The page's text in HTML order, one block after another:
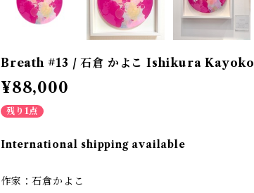
Breath #13 / 石倉 かよこ Ishikura Kayoko
¥88,000
残り1点
International shipping available
作家：石倉かよこ